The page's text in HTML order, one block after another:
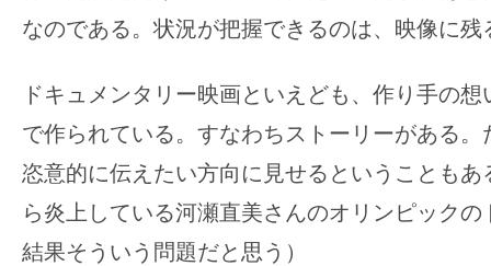
なのである。状況が把握できるのは、映像に
ドキュメンタリー映画といえども、作り手の
で作られている。すなわちストーリーがある
恣意的に伝えたい方向に見せるということも
ら炎上している河瀬直美さんのオリンピック
結果そういう問題だと思う）